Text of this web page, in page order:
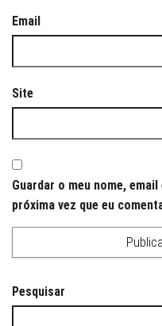
Email
Site
Guardar o meu nome,
próxima vez que eu
Pesquisar